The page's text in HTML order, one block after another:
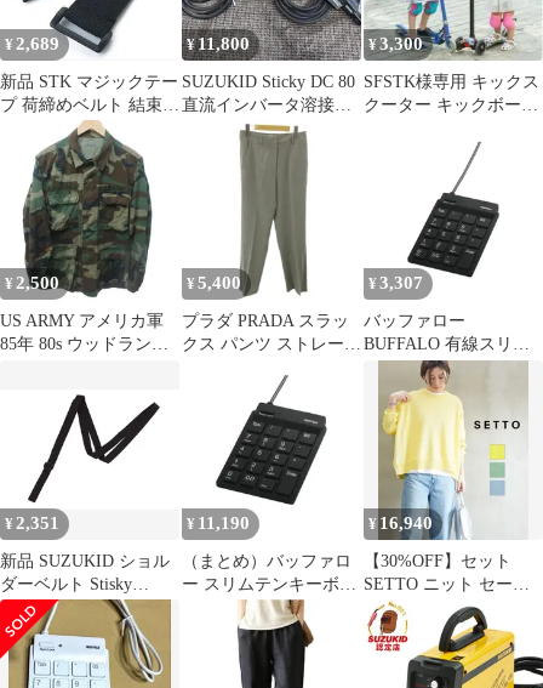
¥ 2,689
新品 STK マジックテー
プ 荷締めベルト 結束バ
ンド 伸縮バンド 万能
固定ベルト 結束ベルト
強力 バックル付
(3.8*25cm 1組セット)
¥11,800
SUZUKID Sticky DC 80
直流インバータ溶接機
¥3,300
SFSTK様専用 キックス
クーター キックボード
¥ 2,500
US ARMY アメリカ軍
85年 80s ウッドランド
ット ミリタリー カーキ
約S 8415-01-184-1324
STK 1220
¥ 5,400
プラダ PRADA スラッ
クス パンツ ストレート
プレス 38 グレー 0511
¥ 3,307
バッファロー
BUFFALO 有線スリム
テンキーボード ハブ付
き ブラック
BSTKH08BK
¥ 2,351
新品 SUZUKID ショル
ダーベルト Stisky
Buddy 【オンラインス
トア限定モデル】 P-
790
¥ 11,190
（まとめ）バッファロ
ー スリムテンキーボー
ドUSB2.0ハブ(2ポー
ト)/Tabキー付 ブラック
BSTKH08BK 1個〔×3セ
¥ 16,940
【30%OFF】セット
SETTO ニット セータ
ー プルオーバー トップ
ス 薄手 コットンニット
長袖 綿100% クルーネ
ック ゆったり 上品 春